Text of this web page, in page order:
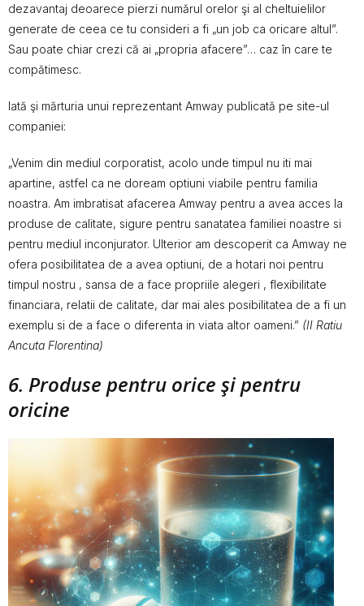
dezavantaj deoarece pierzi numărul orelor şi al cheltuielilor
generate de ceea ce tu consideri a fi „un job ca oricare altul”.
Sau poate chiar crezi că ai „propria afacere”… caz în care te
compătimesc.
Iată şi mărturia unui reprezentant Amway publicată pe site-ul
companiei:
„Venim din mediul corporatist, acolo unde timpul nu iti mai
apartine, astfel ca ne doream optiuni viabile pentru familia
noastra. Am imbratisat afacerea Amway pentru a avea acces la
produse de calitate, sigure pentru sanatatea familiei noastre si
pentru mediul inconjurator. Ulterior am descoperit ca Amway ne
ofera posibilitatea de a avea optiuni, de a hotari noi pentru
timpul nostru , sansa de a face propriile alegeri , flexibilitate
financiara, relatii de calitate, dar mai ales posibilitatea de a fi un
exemplu si de a face o diferenta in viata altor oameni.” (II Ratiu
Ancuta Florentina)
6. Produse pentru orice şi pentru
oricine